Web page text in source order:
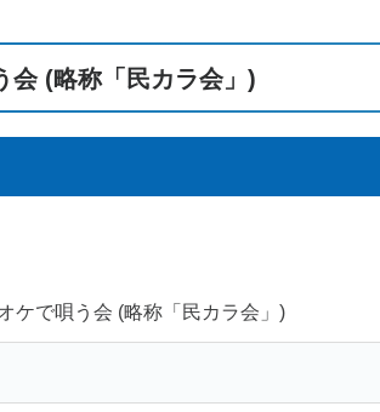
会 (略称「民カラ会」)
ケで唄う会 (略称「民カラ会」)